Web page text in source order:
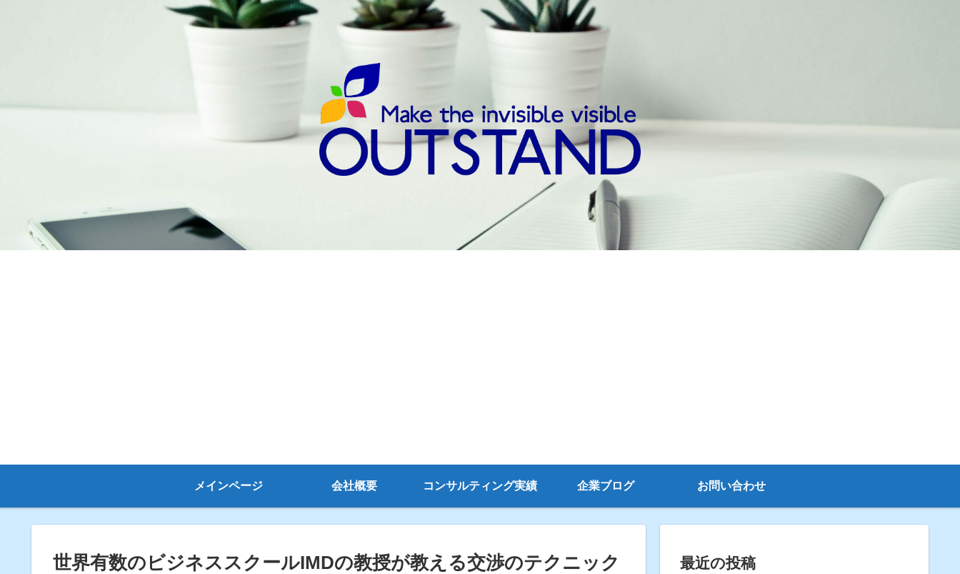
メインページ 会社概要 コンサルティング実績 企業ブログ お問い合わせ
世界有数のビジネススクールIMDの教授が教える交渉のテクニック 最近の投稿